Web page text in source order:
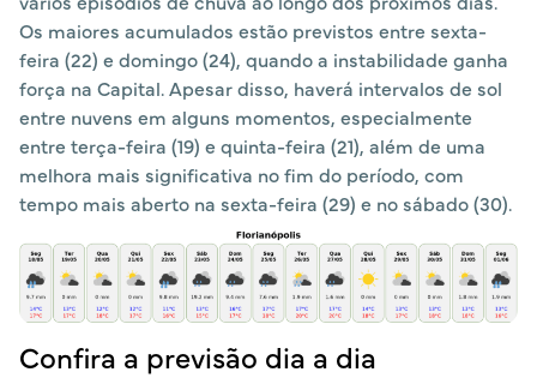
Os maiores acumulados estão previstos entre sexta-
feira (22) e domingo (24), quando a instabilidade ganha
força na Capital. Apesar disso, haverá intervalos de sol
entre nuvens em alguns momentos, especialmente
entre terça-feira (19) e quinta-feira (21), além de uma
melhora mais significativa no fim do período, com
tempo mais aberto na sexta-feira (29) e no sábado (30).
Confira a previsão dia a dia